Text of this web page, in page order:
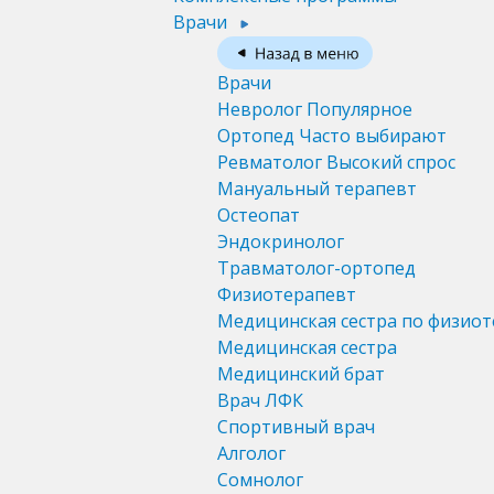
Врачи
Врачи
Невролог Популярное
Ортопед Часто выбирают
Ревматолог Высокий спрос
Мануальный терапевт
Остеопат
Эндокринолог
Травматолог-ортопед
Физиотерапевт
Медицинская сестра по
Медицинская сестра
Медицинский брат
Врач ЛФК
Спортивный врач
Алголог
Сомнолог